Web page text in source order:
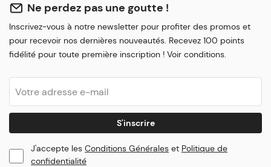
Ne perdez pas une goutte !
Inscrivez-vous à notre newsletter pour profiter des promos et
pour recevoir nos dernières nouveautés. Recevez 100 points
fidélité pour toute première inscription ! Voir conditions.
S'inscrire
J'accepte les Conditions Générales et Politique de
confidentialité